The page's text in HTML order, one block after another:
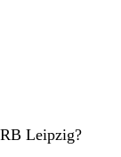
Leipzig?